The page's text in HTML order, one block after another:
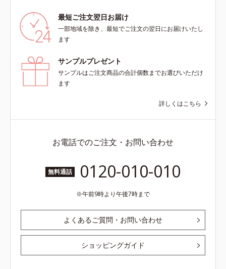
最短ご注文翌日お届け
一部地域を除き、最短でご注文の翌日にお届けいたし
ます
サンプルプレゼント
サンプルはご注文商品の合計個数までお選びいただけ
ます
詳しくはこちら
お電話でのご注文・お問い合わせ
無料通話 0120-010-010
午前9時より午後7時まで
よくあるご質問・お問い合わせ
ショッピングガイド